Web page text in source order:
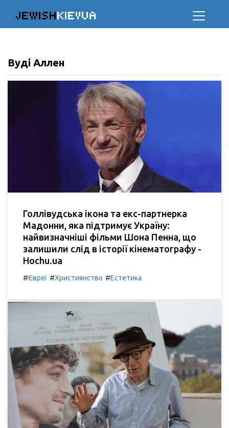
JEWISHKIEVUA
Вуді Аллен
Голлівудська ікона та екс-партнерка
Мадонни, яка підтримує Україну:
найвизначніші фільми Шона Пенна, що
залишили слід в історії кінематографу -
Hochu.ua
#Євреї #Християнство #Естетика